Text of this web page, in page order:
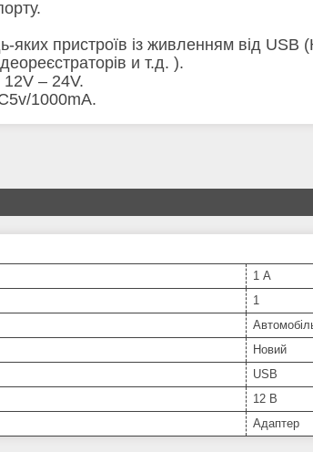
яких пристроїв із живленням від
и т.д. ).
12V – 24V.
1000mA.
1 А
1
Новий
USB
12 В
Адаптер